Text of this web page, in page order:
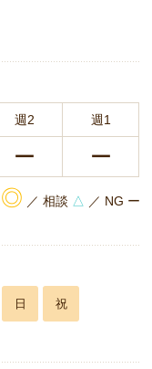
週2 週1
ー ー
◎ ／ 相談 △ ／ NG ー
日 祝